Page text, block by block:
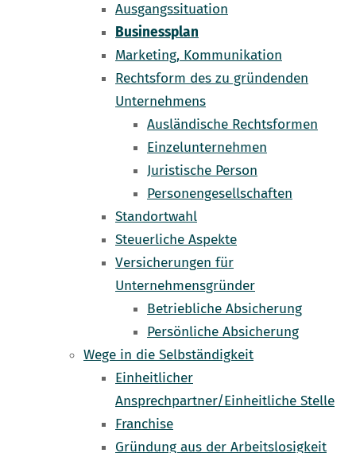
Ausgangssituation
Businessplan
Marketing, Kommunikation
Rechtsform des zu gründenden
Unternehmens
Ausländische Rechtsformen
Einzelunternehmen
Juristische Person
Personengesellschaften
Standortwahl
Steuerliche Aspekte
Versicherungen für
Unternehmensgründer
Betriebliche Absicherung
Persönliche Absicherung
Wege in die Selbständigkeit
Einheitlicher
Ansprechpartner/Einheitliche Stelle
Franchise
Gründung aus der Arbeitslosigkeit